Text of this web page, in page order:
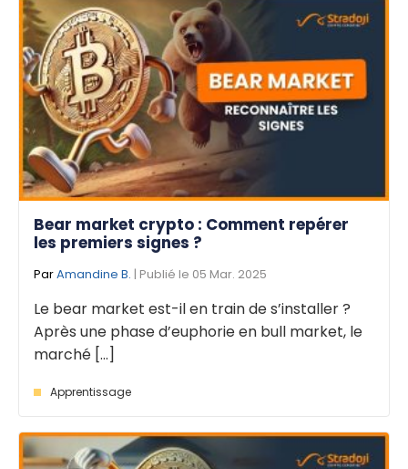
Bear market crypto : Comment repérer
les premiers signes ?
ParAmandine B. | Publié le 05 Mar. 2025
Le bear market est-il en train de s’installer ?
Après une phase d’euphorie en bull market, le
marché [...]
Apprentissage